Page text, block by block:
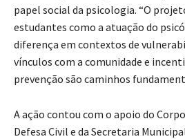
papel social da psicologia. “O
estudantes como a atuação do
diferença em contextos de
vínculos com a comunidade e
prevenção são caminhos
A ação contou com o apoio do
Defesa Civil e da Secretaria